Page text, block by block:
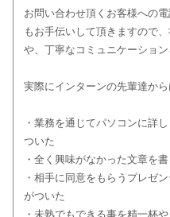
お問い合わせ頂くお客様への
もお手伝いして頂きますので
や、丁寧なコミュニケーショ
実際にインターンの先輩達から
・業務を通じてパソコンに詳
ついた
・全く興味がなかった文章を
・相手に同意をもらうプレゼ
がついた
・未熟でもできる事を精一杯